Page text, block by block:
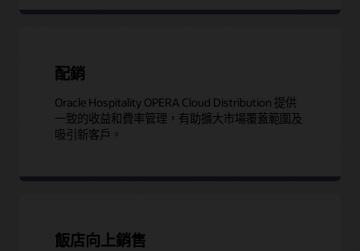
配銷
Oracle Hospitality OPERA Cloud Distribution 提供
一致的收益和費率管理，有助擴大市場覆蓋範圍及
吸引新客戶。
飯店向上銷售